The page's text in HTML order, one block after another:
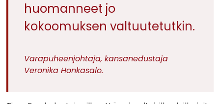
huomanneet jo
kokoomuksen valtuutetutkin.
Varapuheenjohtaja, kansanedustaja
Veronika Honkasalo.